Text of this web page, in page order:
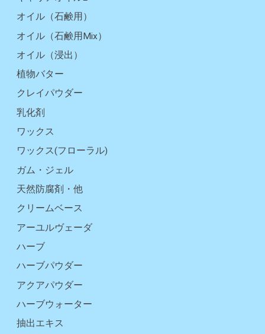
オイル（石鹸用）
オイル（石鹸用Mix）
オイル（浸出）
植物バター
クレイパウダー
乳化剤
ワックス
ワックス(フローラル)
ガム・ジェル
天然防腐剤・他
クリームベース
アーユルヴェーダ
ハーブ
ハーブパウダー
アクアパウダー
ハーブウォーター
抽出エキス